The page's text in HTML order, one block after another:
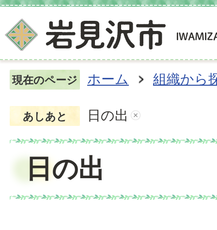
現在のページ ホーム 組織から
あしあと 日の出
日の出